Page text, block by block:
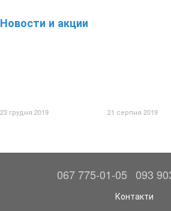
Новости и акции
23 грудня 2019 21 серпня 2019
067 775-01-05 093
Контакти